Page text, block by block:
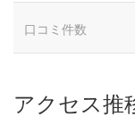
口コミ件数
アクセス推